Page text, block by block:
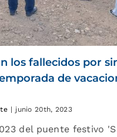
los fallecidos por
de
| junio 20th, 2023
del puente festivo